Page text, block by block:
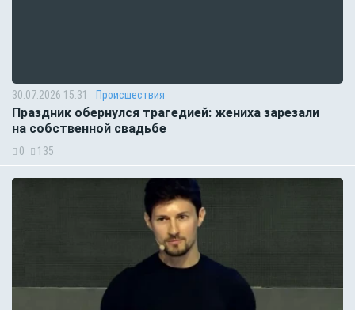
30.07.2026 15:31 Происшествия
Праздник обернулся трагедией: жениха зарезали
на собственной свадьбе
0 135